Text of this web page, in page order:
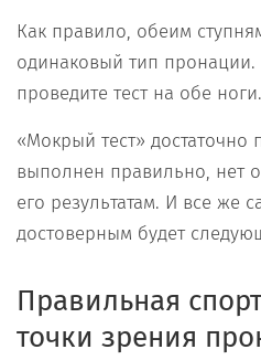
Как правило, обеим
одинаковый тип
проведите тест на обе ноги.
«Мокрый тест» достаточно
выполнен правильно, нет
его результатам. И все же
достоверным будет
Правильная
точки зрения